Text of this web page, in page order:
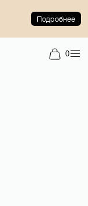
Подробнее
0